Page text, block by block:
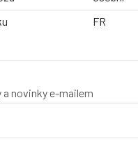
FR
a novinky e-mailem